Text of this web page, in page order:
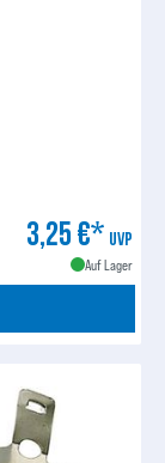
3,25 €* UVP
Auf Lager